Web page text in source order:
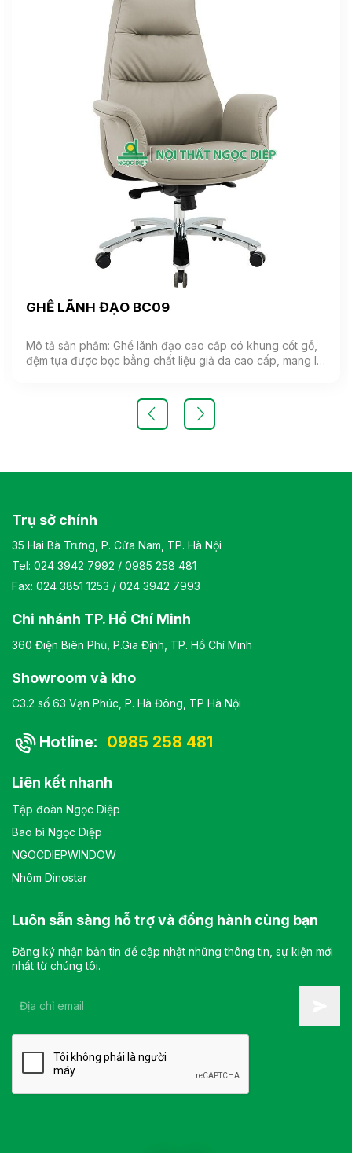
GHẾ LÃNH ĐẠO BC09
Mô tả sản phẩm: Ghế lãnh đạo cao cấp có khung cốt gỗ,
đệm tựa được bọc bằng chất liệu giả da cao cấp, mang lại
bảo tính bền vững và thẩm mỹ.( Sản phẩm nhập khẩu )
Màu sắc: Tùy chọn Chất liệu: Ghế lãnh đạo cao cấp có
Trụ sở chính
35 Hai Bà Trưng, P. Cửa Nam, TP. Hà Nội
Tel: 024 3942 7992 / 0985 258 481
Fax: 024 3851 1253 / 024 3942 7993
Chi nhánh TP. Hồ Chí Minh
360 Điện Biên Phủ, P.Gia Định, TP. Hồ Chí Minh
Showroom và kho
C3.2 số 63 Vạn Phúc, P. Hà Đông, TP Hà Nội
Hotline: 0985 258 481
Liên kết nhanh
Tập đoàn Ngọc Diệp
Bao bì Ngọc Diệp
NGOCDIEPWINDOW
Nhôm Dinostar
Luôn sẵn sàng hỗ trợ và đồng hành cùng bạn
Đăng ký nhận bản tin để cập nhật những thông tin, sự kiện mới
nhất từ chúng tôi.